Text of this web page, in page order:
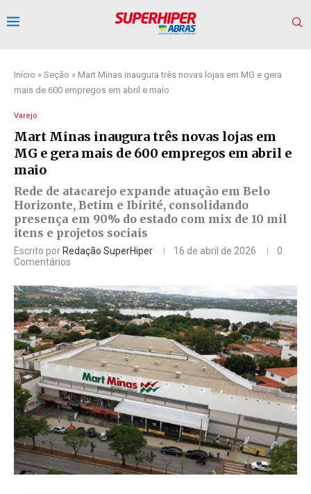
Início » Seção » Mart Minas inaugura três novas lojas em MG e gera
mais de 600 empregos em abril e maio
Varejo
Mart Minas inaugura três novas lojas em
MG e gera mais de 600 empregos em abril e
maio
Rede de atacarejo expande atuação em Belo
Horizonte, Betim e Ibirité, consolidando
presença em 90% do estado com mix de 10 mil
itens e projetos sociais
Escrito porRedação SuperHiper 16 de abril de 2026
0
Comentários